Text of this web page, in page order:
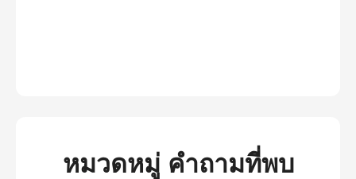
หมวดหมู่ คำถามที่พบ